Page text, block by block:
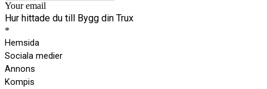
Your email
Hur hittade du till Bygg din Trux
*
Hemsida
Sociala medier
Annons
Kompis